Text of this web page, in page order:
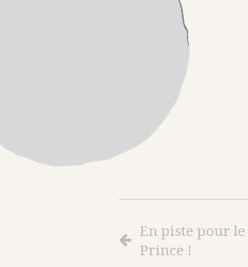
En piste pour
Prince !